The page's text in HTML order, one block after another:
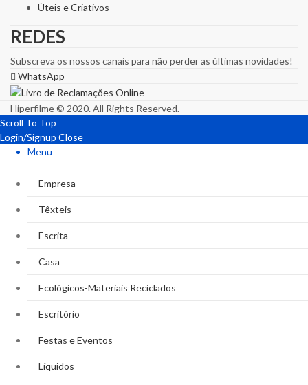
Úteis e Criativos
REDES
Subscreva os nossos canais para não perder as últimas novidades!
WhatsApp
Hiperfilme © 2020. All Rights Reserved.
Scroll To Top
Login/Signup Close
Menu
Empresa
Têxteis
Escrita
Casa
Ecológicos-Materiais Reciclados
Escritório
Festas e Eventos
Líquidos